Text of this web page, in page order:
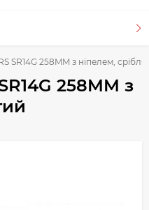
SR14G 258MM з ніпелем,
258MM з